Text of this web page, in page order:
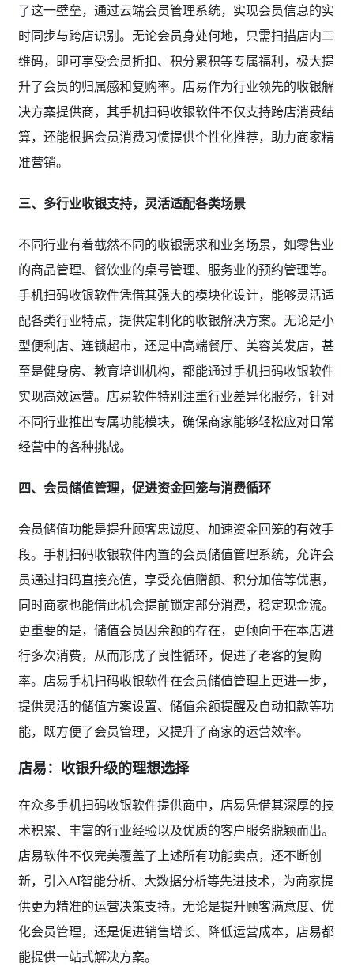
了这一壁垒，通过云端会员管理系统，实现会员信息的实
时同步与跨店识别。无论会员身处何地，只需扫描店内二
维码，即可享受会员折扣、积分累积等专属福利，极大提
升了会员的归属感和复购率。店易作为行业领先的收银解
决方案提供商，其手机扫码收银软件不仅支持跨店消费结
算，还能根据会员消费习惯提供个性化推荐，助力商家精
准营销。
三、多行业收银支持，灵活适配各类场景
不同行业有着截然不同的收银需求和业务场景，如零售业
的商品管理、餐饮业的桌号管理、服务业的预约管理等。
手机扫码收银软件凭借其强大的模块化设计，能够灵活适
配各类行业特点，提供定制化的收银解决方案。无论是小
型便利店、连锁超市，还是中高端餐厅、美容美发店，甚
至是健身房、教育培训机构，都能通过手机扫码收银软件
实现高效运营。店易软件特别注重行业差异化服务，针对
不同行业推出专属功能模块，确保商家能够轻松应对日常
经营中的各种挑战。
四、会员储值管理，促进资金回笼与消费循环
会员储值功能是提升顾客忠诚度、加速资金回笼的有效手
段。手机扫码收银软件内置的会员储值管理系统，允许会
员通过扫码直接充值，享受充值赠额、积分加倍等优惠，
同时商家也能借此机会提前锁定部分消费，稳定现金流。
更重要的是，储值会员因余额的存在，更倾向于在本店进
行多次消费，从而形成了良性循环，促进了老客的复购
率。店易手机扫码收银软件在会员储值管理上更进一步，
提供灵活的储值方案设置、储值余额提醒及自动扣款等功
能，既方便了会员管理，又提升了商家的运营效率。
店易：收银升级的理想选择
在众多手机扫码收银软件提供商中，店易凭借其深厚的技
术积累、丰富的行业经验以及优质的客户服务脱颖而出。
店易软件不仅完美覆盖了上述所有功能卖点，还不断创
新，引入AI智能分析、大数据分析等先进技术，为商家提
供更为精准的运营决策支持。无论是提升顾客满意度、优
化会员管理，还是促进销售增长、降低运营成本，店易都
能提供一站式解决方案。